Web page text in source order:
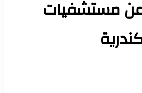
عن مستشفيات